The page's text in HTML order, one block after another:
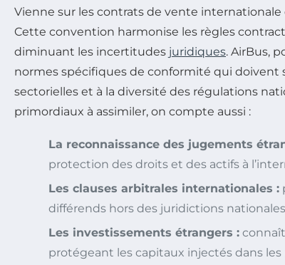
Vienne sur les contrats de vente internationale
Cette convention harmonise les règles
diminuant les incertitudes juridiques. AirBus,
normes spécifiques de conformité qui doivent
sectorielles et à la diversité des régulations
primordiaux à assimiler, on compte aussi :
La reconnaissance des jugements
protection des droits et des actifs à
Les clauses arbitrales internationales :
différends hors des juridictions
Les investissements étrangers :
protégeant les capitaux injectés dans